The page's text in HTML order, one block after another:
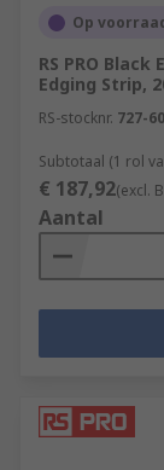
Op
RS PRO
Edging Strip,
RS-stocknr. 727-
Subtotaal (1 rol
€ 187,92(excl.
Aantal